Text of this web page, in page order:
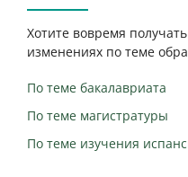
Хотите вовремя
изменениях по теме
По теме бакалавриата
По теме магистратуры
По теме изучения